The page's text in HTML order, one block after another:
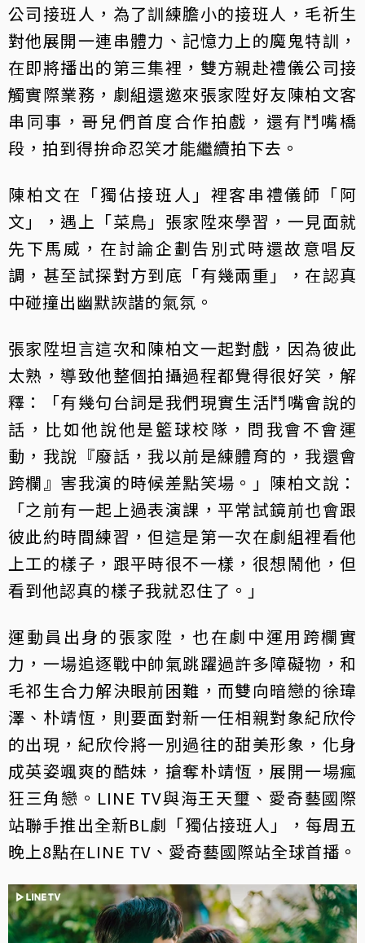
公司接班人，為了訓練膽小的接班人，毛祈生
對他展開一連串體力、記憶力上的魔鬼特訓，
在即將播出的第三集裡，雙方親赴禮儀公司接
觸實際業務，劇組還邀來張家陞好友陳柏文客
串同事，哥兒們首度合作拍戲，還有鬥嘴橋
段，拍到得拚命忍笑才能繼續拍下去。
陳柏文在「獨佔接班人」裡客串禮儀師「阿
文」，遇上「菜鳥」張家陞來學習，一見面就
先下馬威，在討論企劃告別式時還故意唱反
調，甚至試探對方到底「有幾兩重」，在認真
中碰撞出幽默詼諧的氣氛。
張家陞坦言這次和陳柏文一起對戲，因為彼此
太熟，導致他整個拍攝過程都覺得很好笑，解
釋：「有幾句台詞是我們現實生活鬥嘴會說的
話，比如他說他是籃球校隊，問我會不會運
動，我說『廢話，我以前是練體育的，我還會
跨欄』害我演的時候差點笑場。」陳柏文說：
「之前有一起上過表演課，平常試鏡前也會跟
彼此約時間練習，但這是第一次在劇組裡看他
上工的樣子，跟平時很不一樣，很想鬧他，但
看到他認真的樣子我就忍住了。」
運動員出身的張家陞，也在劇中運用跨欄實
力，一場追逐戰中帥氣跳躍過許多障礙物，和
毛祁生合力解決眼前困難，而雙向暗戀的徐瑋
澤、朴靖恆，則要面對新一任相親對象紀欣伶
的出現，紀欣伶將一別過往的甜美形象，化身
成英姿颯爽的酷妹，搶奪朴靖恆，展開一場瘋
狂三角戀。LINE TV與海王天璽、愛奇藝國際
站聯手推出全新BL劇「獨佔接班人」，每周五
晚上8點在LINE TV、愛奇藝國際站全球首播。